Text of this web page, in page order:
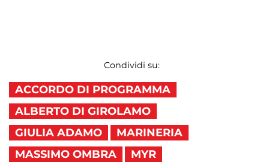
Condividi su:
ACCORDO DI PROGRAMMA
ALBERTO DI GIROLAMO
GIULIA ADAMO
MARINERIA
MASSIMO OMBRA
MYR